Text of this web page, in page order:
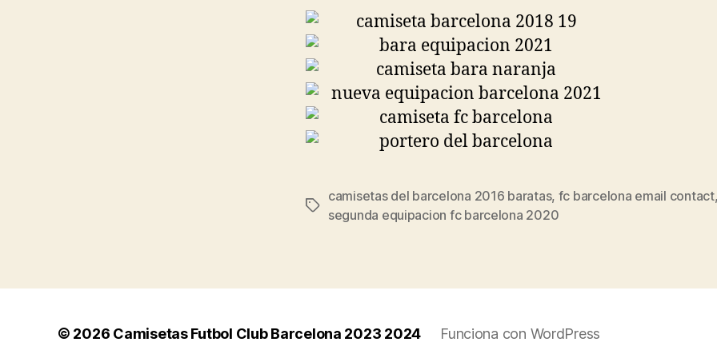
Etiquetas
camisetas del barcelona 2016 baratas, fc barcelona email contact,
segunda equipacion fc barcelona 2020
© 2026 Camisetas Futbol Club Barcelona 2023 2024 Funciona con WordPress